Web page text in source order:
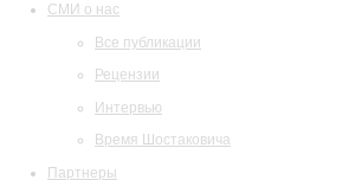
СМИ о нас
Все публикации
Рецензии
Интервью
Время Шостаковича
Партнеры